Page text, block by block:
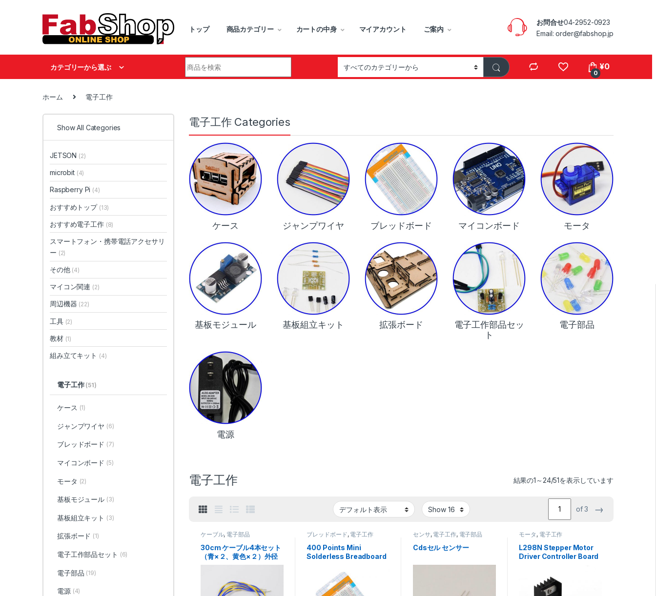
トップ 商品カテゴリー カートの中身 マイアカウント ご案内
お問合せ04-2952-0923
Email: order@fabshop.jp
カテゴリーから選ぶ
0
¥0
ホーム 電子工作
電子工作 Categories
ケース ジャンプワイヤ ブレッドボード マイコンボード モータ
基板モジュール 基板組立キット 拡張ボード
電子工作部品セッ
ト
電子部品
電源
電子工作 結果の1～24/51を表示しています
of 3 →
ケーブル, 電子部品
30cm ケーブル4本セット
（青×２、黄色×２）外径
2mm 末端被覆除去済み
ブレッドボード, 電子工作
400 Points Mini
Solderless Breadboard
Board 400 Holes
83mmx55mm
センサ, 電子工作, 電子部品
Cdsセル センサー
モータ , 電子工作
L298N Stepper Motor
Driver Controller Board
Show All Categories
JETSON (2)
microbit (4)
Raspberry Pi (4)
おすすめトップ (13)
おすすめ電子工作 (8)
スマートフォン・携帯電話アクセサリ
ー (2)
その他 (4)
マイコン関連 (2)
周辺機器 (22)
工具 (2)
教材 (1)
組み立てキット (4)
電子工作 (51)
ケース (1)
ジャンプワイヤ (6)
ブレッドボード (7)
マイコンボード (5)
モータ (2)
基板モジュール (3)
基板組立キット (3)
拡張ボード (1)
電子工作部品セット (6)
電子部品 (19)
電源 (4)